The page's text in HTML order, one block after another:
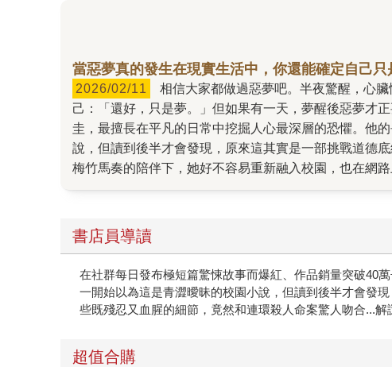
當惡夢真的發生在現實生活中，你還能確定自己只
2026/02/11
己：「還好，只是夢。」但如果有一天，夢醒後惡夢才正要開始呢？ 在社群網路X上以每日發布極短篇驚悚故事爆紅、作品銷量突破
圭，最擅長在平凡的日常中挖掘人心最深層的恐懼。他
說，但讀到後半才會發現，原來這其實是一部挑戰道德底線、令人背脊發涼的恐怖作品。 故事的主角
梅竹馬奏的陪伴下，她好不容易重新融入校園，也在網
惡夢在暗中操控著他們的意識？ 除了滿足恐怖小說迷期待的感官刺激之外，書中也觸及了現代社群文化的陰暗面。當彩音僅僅只是因為一張照片而被全校群起議論
時，那種窒息感讓人聯想到日劇《三年A班》中壓抑的
分享，都可能成為散布未經證實的資訊，甚至傷害他人隱私
有《三年A班》裡試圖導正一切的教育者，只有彩音和
一邊拼湊零碎的線索，隨著故事進入下半場，節奏不斷
書店員導讀
在社群每日發布極短篇驚悚故事而爆紅、作品銷量突破40
一開始以為這是青澀曖昧的校園小說，但讀到後半才會發
些既殘忍又血腥的細節，竟然和連環殺人命案驚人吻合...解
超值合購